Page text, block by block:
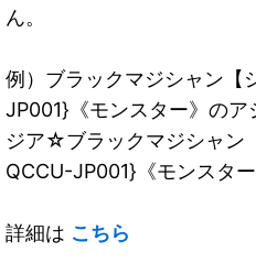
ん。
例）ブラックマジシャン【
JP001}《モンスター》の
ジア☆ブラックマジシャン
QCCU-JP001}《モンスター
詳細は こちら